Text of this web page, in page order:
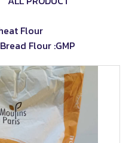
Flour
Flour :GMP